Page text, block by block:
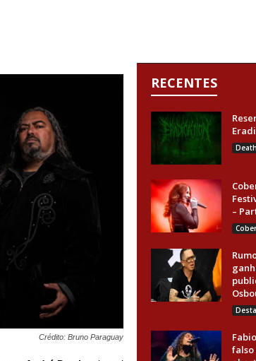
Crédito: Bruno Paraguay
RECENTES
–
falso